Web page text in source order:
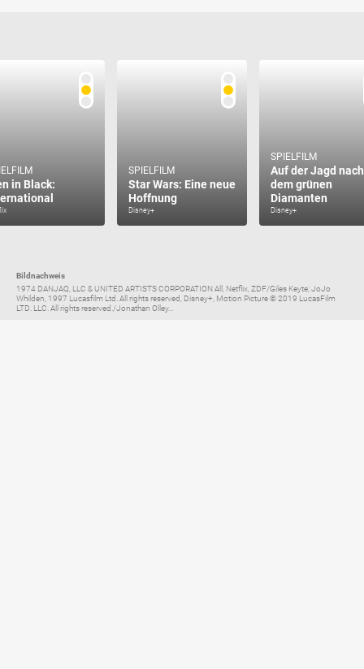
in Black:
SPIELFILM
Star Wars: Eine neue
Hoffnung
Disney+
SPIELFILM
Auf der Jagd nach
dem grünen
Diamanten
Disney+
Bildnachweis
1974 DANJAQ, LLC & UNITED ARTISTS CORPORATION All, Netflix, ZDF/Giles Keyte; JoJo
Whilden, 1997 Lucasfilm Ltd. All rights reserved, Disney+, Motion Picture © 2019 LucasFilm
LTD. LLC. All rights reserved./Jonathan Olley...